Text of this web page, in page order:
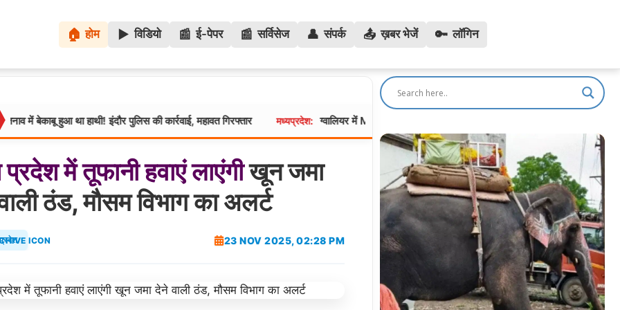
🏠 होम ▶️ विडियो 📰 ई-पेपर 📰 सर्विसेज 👤 संपर्क 📤 ख़बर भेजें 🔑 लॉगिन
था हाथी! इंदौर पुलिस की कार्रवाई, महावत गिरफ्तार मध्यप्रदेश: ग्वालियर में MITS की बीटेक छात्रा ने हॉस्टल में लगाई फांसी, सहेली को वाट्सऐप पर भेजा “बाय”
प्रदेशमेंतूफानीहवाएंलाएंगीखून जमा
ठंड, मौसम विभाग का अलर्ट
23 NOV 2025, 02:28 PM